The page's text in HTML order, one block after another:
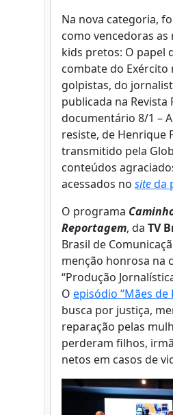
Na nova categoria,
como vencedoras
kids pretos: O papel
combate do Exército
golpistas, do
publicada na Revista
documentário 8/1 –
resiste, de Henrique
transmitido pela
conteúdos
acessados no siteda
O programa
Reportagem, da TV
Brasil de
menção honrosa na
“Produção
O episódio “Mães de
busca por justiça,
reparação pelas
perderam filhos,
netos em casos de